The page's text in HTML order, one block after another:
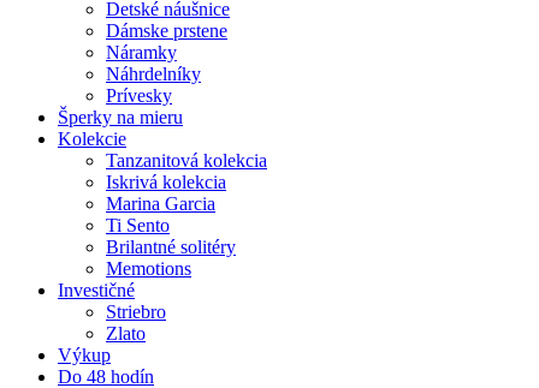
Detské náušnice
Dámske prstene
Náramky
Náhrdelníky
Prívesky
Šperky na mieru
Kolekcie
Tanzanitová kolekcia
Iskrivá kolekcia
Marina Garcia
Ti Sento
Brilantné solitéry
Memotions
Investičné
Striebro
Zlato
Výkup
Do 48 hodín